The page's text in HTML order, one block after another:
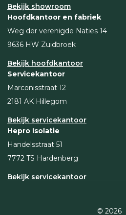
Bekijk showroom
Hoofdkantoor en fabriek
Weg der verenigde Naties 14
9636 HW Zuidbroek
Bekijk hoofdkantoor
Servicekantoor
Marconisstraat 12
2181 AK Hillegom
Bekijk servicekantoor
Hepro Isolatie
Handelsstraat 51
7772 TS Hardenberg
Bekijk servicekantoor
© 2026